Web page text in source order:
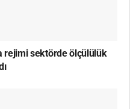
rejimi sektörde ölçülülük